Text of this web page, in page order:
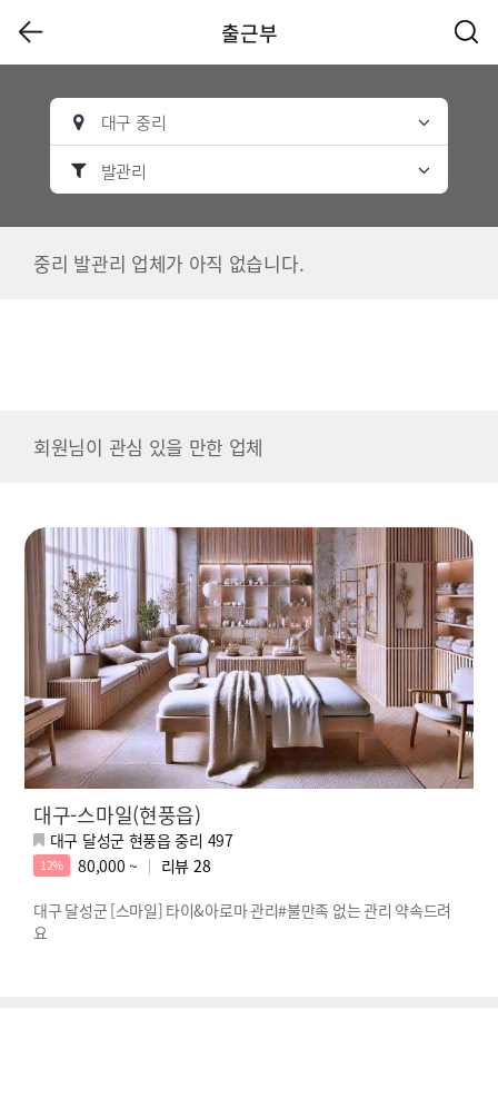
출근부
대구 중리
발관리
중리 발관리 업체가 아직 없습니다.
회원님이 관심 있을 만한 업체
대구-스마일(현풍읍)
대구 달성군 현풍읍 중리 497
12% 80,000 ~ 리뷰 28
대구 달성군 [스마일] 타이&아로마 관리#불만족 없는 관리 약속드려
요